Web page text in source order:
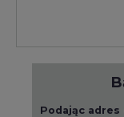
Podając